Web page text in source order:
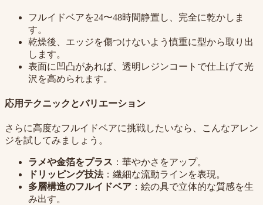
フルイドベアを24〜48時間静置し、完全に乾かしま
す。
乾燥後、エッジを傷つけないよう慎重に型から取り出
します。
表面に凹凸があれば、透明レジンコートで仕上げて光
沢を高められます。
応用テクニックとバリエーション
さらに高度なフルイドベアに挑戦したいなら、こんなアレン
ジを試してみましょう。
ラメや金箔をプラス ：華やかさをアップ。
ドリッピング技法：繊細な流動ラインを表現。
多層構造のフルイドベア ：絵の具で立体的な質感を生
み出す。